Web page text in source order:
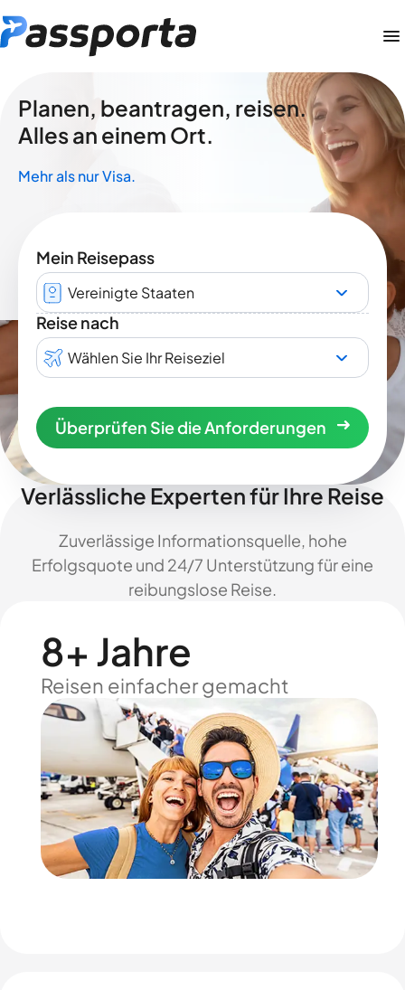
Planen, beantragen, reisen.
Alles an einem Ort.
Mehr als nur Visa.
Mein Reisepass
Vereinigte Staaten
Reise nach
Wählen Sie Ihr Reiseziel
Überprüfen Sie die Anforderungen
Verlässliche Experten für Ihre Reise
Zuverlässige Informationsquelle, hohe
Erfolgsquote und 24/7 Unterstützung für eine
reibungslose Reise.
8+ Jahre
Reisen einfacher gemacht